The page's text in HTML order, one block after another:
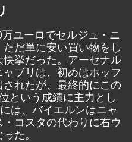
ユーロでセルジュ・ニ
だ単に安い買い物をし
挙だった。アーセナル
ブリは、初めはホッフ
れたが、最終的にこの
という成績に主力とし
は、バイエルンはニャ
コスタの代わりに右ウ
た。